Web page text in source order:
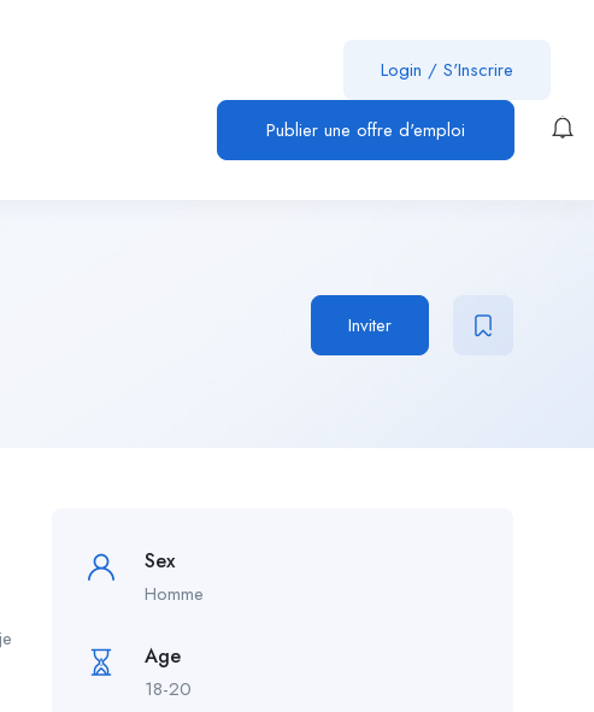
Login / S'Inscrire
Publier une offre d'emploi
Inviter
Sex
Homme
Age
18-20